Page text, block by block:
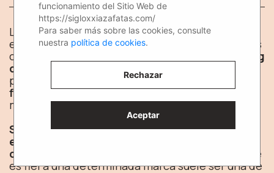
Las acciones delmarketing directose realizan
en contacto directo e inmediato con los propios
consumidores y el público objetivo. El
marketing
directo
se realiza para dar a conocer o
presentar un producto o servicio nuevo o para
fidelizara nuevos clientes con la
marca/producto.
Siglo XXI Azafatastrabaja con diferentes
equipos de azafatas y azafatos
campañas de marketing directo
. El usuario que
es fiel a una determinada marca suele ser una de
funcionamiento del Sitio Web de
https://sigloxxiazafatas.com/
Para saber más sobre las cookies, consulte
nuestra política de cookies.
Rechazar
Aceptar